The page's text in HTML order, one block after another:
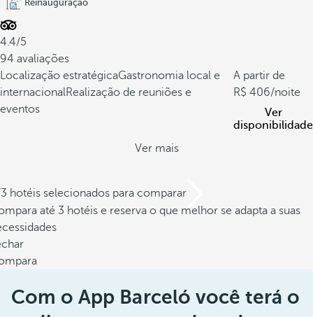
Reinauguração
4.4/5
94 avaliações
Localização estratégicaGastronomia local e
internacionalRealização de reuniões e
eventos
A partir de
406/noite
Ver
disponibilidade
Ver mais
hotéis selecionados para comparar
até 3 hotéis e reserva o que melhor se adapta a suas
Com o App Barceló você terá o